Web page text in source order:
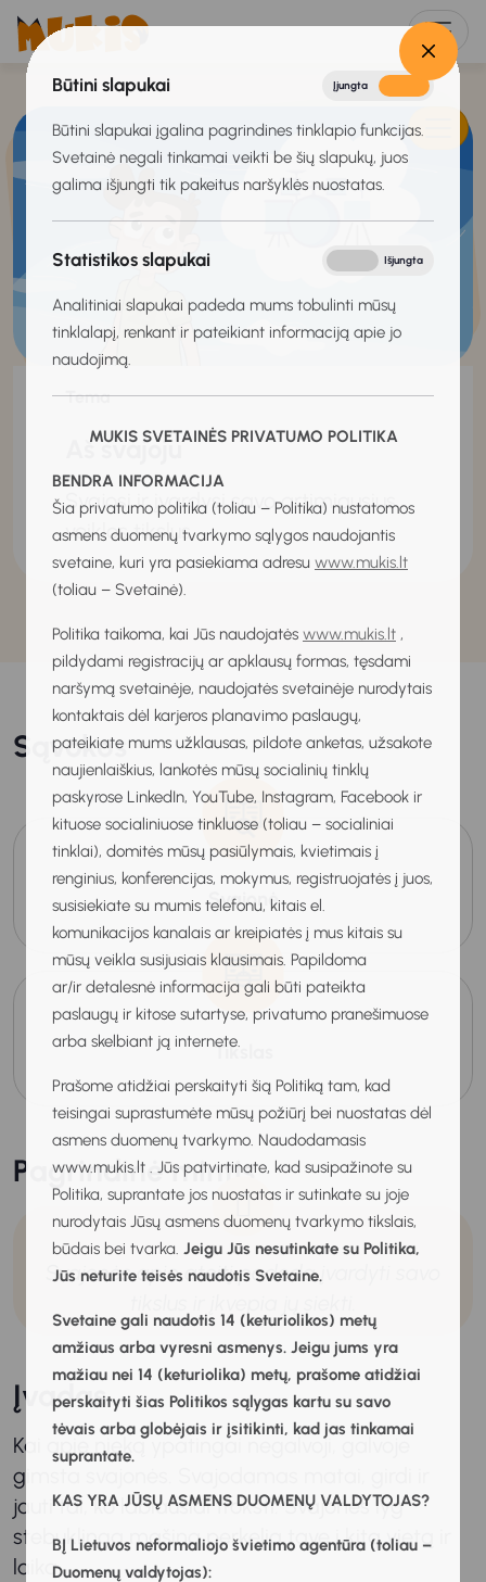
Būtini slapukai Įjungta
Būtini slapukai įgalina pagrindines tinklapio funkcijas.
Svetainė negali tinkamai veikti be šių slapukų, juos
galima išjungti tik pakeitus naršyklės nuostatas.
Statistikos slapukai Išjungta
Analitiniai slapukai padeda mums tobulinti mūsų
tinklalapį, renkant ir pateikiant informaciją apie jo
naudojimą.
MUKIS SVETAINĖS PRIVATUMO POLITIKA
BENDRA INFORMACIJA
Šia privatumo politika (toliau – Politika) nustatomos
asmens duomenų tvarkymo sąlygos naudojantis
svetaine, kuri yra pasiekiama adresu www.mukis.lt
(toliau – Svetainė).
Politika taikoma, kai Jūs naudojatės www.mukis.lt ,
pildydami registracijų ar apklausų formas, tęsdami
naršymą svetainėje, naudojatės svetainėje nurodytais
kontaktais dėl karjeros planavimo paslaugų,
pateikiate mums užklausas, pildote anketas, užsakote
naujienlaiškius, lankotės mūsų socialinių tinklų
paskyrose LinkedIn, YouTube, Instagram, Facebook ir
kituose socialiniuose tinkluose (toliau – socialiniai
tinklai), domitės mūsų pasiūlymais, kvietimais į
renginius, konferencijas, mokymus, registruojatės į juos,
susisiekiate su mumis telefonu, kitais el.
komunikacijos kanalais ar kreipiatės į mus kitais su
mūsų veikla susijusiais klausimais. Papildoma
ar/ir detalesnė informacija gali būti pateikta
paslaugų ir kitose sutartyse, privatumo pranešimuose
arba skelbiant ją internete.
Prašome atidžiai perskaityti šią Politiką tam, kad
teisingai suprastumėte mūsų požiūrį bei nuostatas dėl
asmens duomenų tvarkymo. Naudodamasis
www.mukis.lt . Jūs patvirtinate, kad susipažinote su
Politika, suprantate jos nuostatas ir sutinkate su joje
nurodytais Jūsų asmens duomenų tvarkymo tikslais,
būdais bei tvarka. Jeigu Jūs nesutinkate su Politika,
Jūs neturite teisės naudotis Svetaine.
Svetaine gali naudotis 14 (keturiolikos) metų
amžiaus arba vyresni asmenys. Jeigu jums yra
mažiau nei 14 (keturiolika) metų, prašome atidžiai
perskaityti šias Politikos sąlygas kartu su savo
tėvais arba globėjais ir įsitikinti, kad jas tinkamai
suprantate.
KAS YRA JŪSŲ ASMENS DUOMENŲ VALDYTOJAS?
BĮ Lietuvos neformaliojo švietimo agentūra (toliau –
Duomenų valdytojas):
Tema
Aš svajoju
Svajosi ir įvardysi savo artimiausius
veiklos tikslus.
Sąvokos
Svajonė
Tikslas
Pagrindinė mintis
Svajonės apie ateitį padeda įvardyti savo
Įvadas
Kai apie nieką ypatingai negalvoji, galvoje
gimsta svajonės. Svajodamas matai, girdi ir
jauti tai, ko labiausiai trokšti. Svajonės lyg
stebuklinga mašina perkelia tave į kitą vietą ir
laiką.